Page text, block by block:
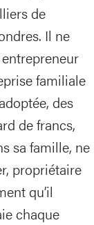
de
Il ne
familiale
des
de francs,
sa famille, ne
propriétaire
qu’il
chaque